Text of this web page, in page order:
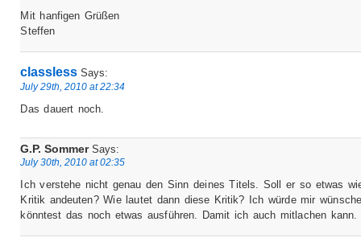
Mit hanfigen Grüßen
Steffen
classless Says:
July 29th, 2010 at 22:34
Das dauert noch.
G.P. SommerSays:
July 30th, 2010 at 02:35
Ich verstehe nicht genau den Sinn deines Titels. Soll er so etwas
Kritik andeuten? Wie lautet dann diese Kritik? Ich würde mir
könntest das noch etwas ausführen. Damit ich auch mitlachen kann.